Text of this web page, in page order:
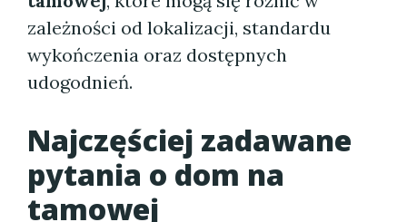
zależności od lokalizacji, standardu
wykończenia oraz dostępnych
udogodnień.
Najczęściej zadawane
pytania o dom na
tamowej